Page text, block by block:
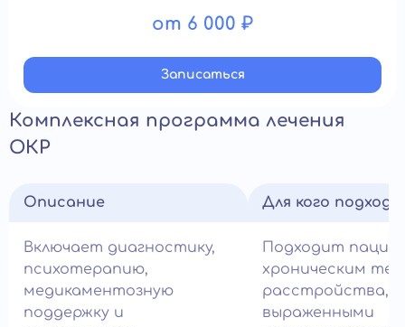
от 6 000 ₽
Записатьcя
Комплексная программа лечения
ОКР
Описание
Включает диагностику,
психотерапию,
медикаментозную
поддержку и
Для кого
Подходит
хроническим
расстройства,
выраженными